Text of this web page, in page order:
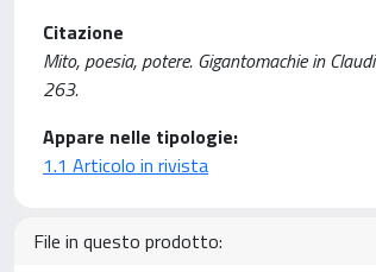
Citazione
Mito, poesia, potere. Gigantomachie in
263.
Appare nelle tipologie:
1.1 Articolo in rivista
File in questo prodotto: